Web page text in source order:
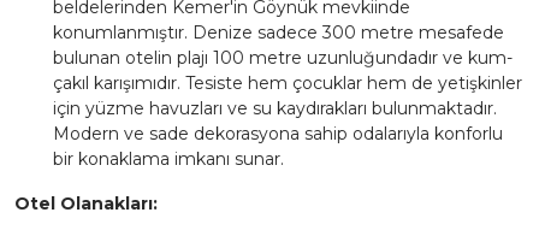
beldelerinden Kemer'in Göynük mevkiinde
konumlanmıştır. Denize sadece 300 metre mesafede
bulunan otelin plajı 100 metre uzunluğundadır ve kum-
çakıl karışımıdır. Tesiste hem çocuklar hem de yetişkinler
için yüzme havuzları ve su kaydırakları bulunmaktadır.
Modern ve sade dekorasyona sahip odalarıyla konforlu
bir konaklama imkanı sunar.
Otel Olanakları: